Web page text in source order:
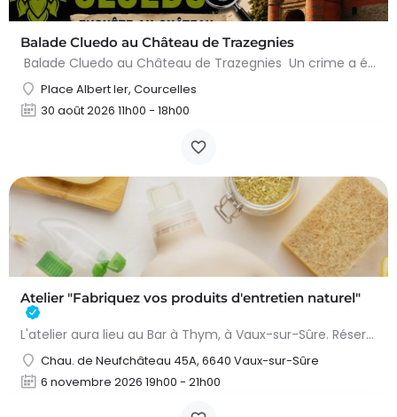
Balade Cluedo au Château de Trazegnies
Balade Cluedo au Château de Trazegnies Un crime a été commis au Château de Trazegnies… À vous de résoudre…
Place Albert Ier, Courcelles
30 août 2026 11h00 - 18h00
Atelier "Fabriquez vos produits d'entretien naturel"
L'atelier aura lieu au Bar à Thym, à Vaux-sur-Sûre. Réservation :
Chau. de Neufchâteau 45A, 6640 Vaux-sur-Sûre
6 novembre 2026 19h00 - 21h00